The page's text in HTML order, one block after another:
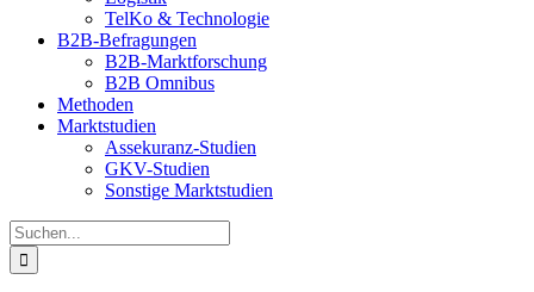
TelKo & Technologie
B2B-Befragungen
B2B-Marktforschung
B2B Omnibus
Methoden
Marktstudien
Assekuranz-Studien
GKV-Studien
Sonstige Marktstudien
Suche
nach: